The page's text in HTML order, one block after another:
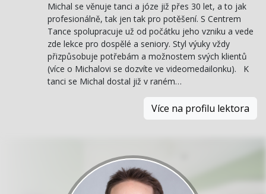
Michal se věnuje tanci a józe již přes 30 let, a to jak
profesionálně, tak jen tak pro potěšení. S Centrem
Tance spolupracuje už od počátku jeho vzniku a vede
zde lekce pro dospělé a seniory. Styl výuky vždy
přizpůsobuje potřebám a možnostem svých klientů
(více o Michalovi se dozvíte ve videomedailonku). K
tanci se Michal dostal již v raném…
Více na profilu lektora